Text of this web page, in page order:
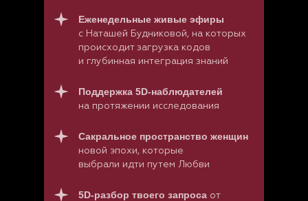
Еженедельные живые эфиры
с Наташей Будниковой, на которых
происходит загрузка кодов
и глубинная интеграция знаний
Поддержка 5D-наблюдателей
на протяжении исследования
Сакральное пространство женщин
новой эпохи, которые
выбрали идти путем Любви
5D-разбор твоего запроса от